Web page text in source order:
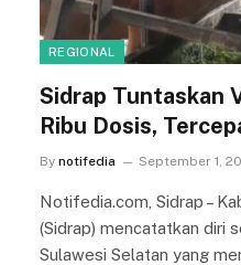
REGIONAL
Sidrap Tuntaskan
Ribu Dosis,
By notifedia September 1,
Notifedia.com, Sidrap –
(Sidrap) mencatatkan diri
Sulawesi Selatan yang